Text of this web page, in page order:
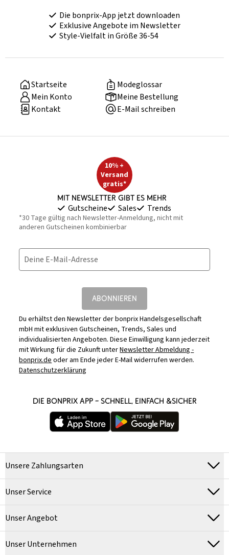
Die bonprix-App jetzt downloaden
Exklusive Angebote im Newsletter
Style-Vielfalt in Größe 36-54
Startseite
Modeglossar
Mein Konto
Meine Bestellung
Kontakt
E-Mail schreiben
10% +
Versand
gratis*
Mit Newsletter gibt es mehr
Gutscheine Sales Trends
*30 Tage gültig nach Newsletter-Anmeldung, nicht mit
anderen Gutscheinen kombinierbar
Deine E-Mail-Adresse
ABONNIEREN
Du erhältst den Newsletter der bonprix Handelsgesellschaft
mbH mit exklusiven Gutscheinen, Trends, Sales und
individualisierten Angeboten. Diese Einwilligung kann jederzeit
mit Wirkung für die Zukunft unterNewsletter Abmeldung -
bonprix.deoder am Ende jeder E-Mail widerrufen werden.
Datenschutzerklärung
DIE BONPRIX APP – SCHNELL, EINFACH &SICHER
Unsere Zahlungsarten
Unser Service
Unser Angebot
Unser Unternehmen